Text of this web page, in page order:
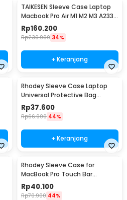
TAIKESEN Sleeve Case Laptop
Macbook Pro Air M1 M2 M3 A2337
A2338 13 Inch - PW42
Rp160.200
Rp239.900 34%
+ Keranjang
Rhodey Sleeve Case Laptop
Universal Protective Bag
Neoprene with Pouch 14 Inch -
AK03
Rp37.600
Rp66.900 44%
+ Keranjang
Rhodey Sleeve Case for
MacBook Pro Touch Bar
Neoprene with Pouch 15.6 Inch
- YG6005
Rp40.100
Rp70.900 44%